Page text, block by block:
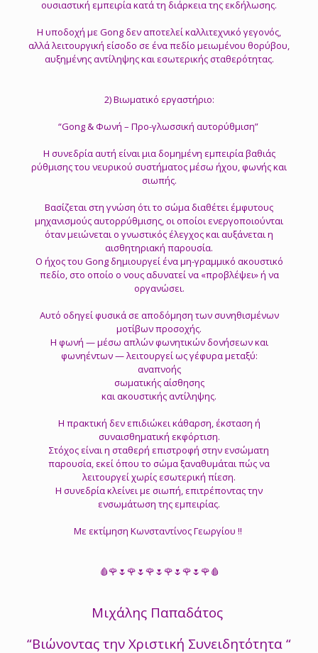
ουσιαστική εμπειρία κατά τη διάρκεια της εκδήλωσης.
Η υποδοχή με Gong δεν αποτελεί καλλιτεχνικό γεγονός,
αλλά λειτουργική είσοδο σε ένα πεδίο μειωμένου θορύβου,
αυξημένης αντίληψης και εσωτερικής σταθερότητας.
2) Βιωματικό εργαστήριο:
“Gong & Φωνή – Προ-γλωσσική αυτορύθμιση”
Η συνεδρία αυτή είναι μια δομημένη εμπειρία βαθιάς
ρύθμισης του νευρικού συστήματος μέσω ήχου, φωνής και
σιωπής.
Βασίζεται στη γνώση ότι το σώμα διαθέτει έμφυτους
μηχανισμούς αυτορρύθμισης, οι οποίοι ενεργοποιούνται
όταν μειώνεται ο γνωστικός έλεγχος και αυξάνεται η
αισθητηριακή παρουσία.
Ο ήχος του Gong δημιουργεί ένα μη-γραμμικό ακουστικό
πεδίο, στο οποίο ο νους αδυνατεί να «προβλέψει» ή να
οργανώσει.
Αυτό οδηγεί φυσικά σε αποδόμηση των συνηθισμένων
μοτίβων προσοχής.
Η φωνή — μέσω απλών φωνητικών δονήσεων και
φωνηέντων — λειτουργεί ως γέφυρα μεταξύ:
αναπνοής
σωματικής αίσθησης
και ακουστικής αντίληψης.
Η πρακτική δεν επιδιώκει κάθαρση, έκσταση ή
συναισθηματική εκφόρτιση.
Στόχος είναι η σταθερή επιστροφή στην ενσώματη
παρουσία, εκεί όπου το σώμα ξαναθυμάται πώς να
λειτουργεί χωρίς εσωτερική πίεση.
Η συνεδρία κλείνει με σιωπή, επιτρέποντας την
ενσωμάτωση της εμπειρίας.
Με εκτίμηση Κωνσταντίνος Γεωργίου ‼️
🩸🌹🌷🌹🌷🌹🌷🌹🌷🌹🌷🌹🩸
Μιχάλης Παπαδάτος
“Βιώνοντας την Χριστική Συνειδητότητα “